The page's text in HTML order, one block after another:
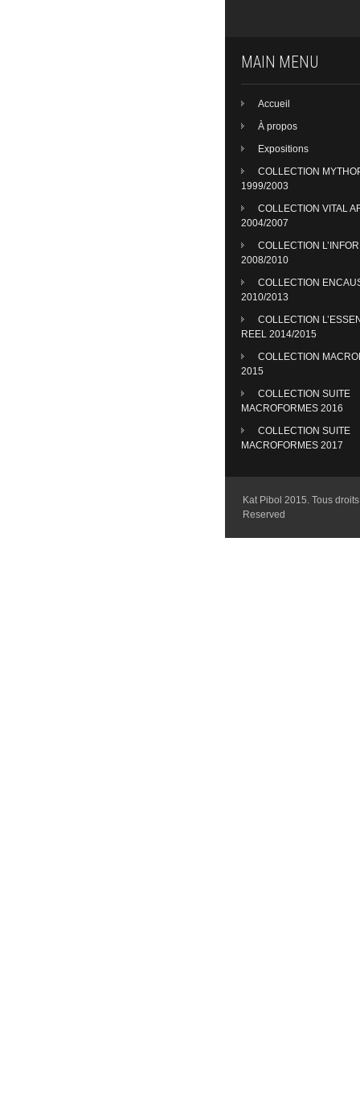
MAIN MENU
Accueil
À propos
Expositions
COLLECTION
1999/2003
COLLECTION VITAL
2004/2007
COLLECTION
2008/2010
COLLECTION
2010/2013
COLLECTION
REEL 2014/2015
COLLECTION
2015
COLLECTION SUITE
MACROFORMES 2016
COLLECTION SUITE
MACROFORMES 2017
Kat Pibol 2015. Tous
Reserved